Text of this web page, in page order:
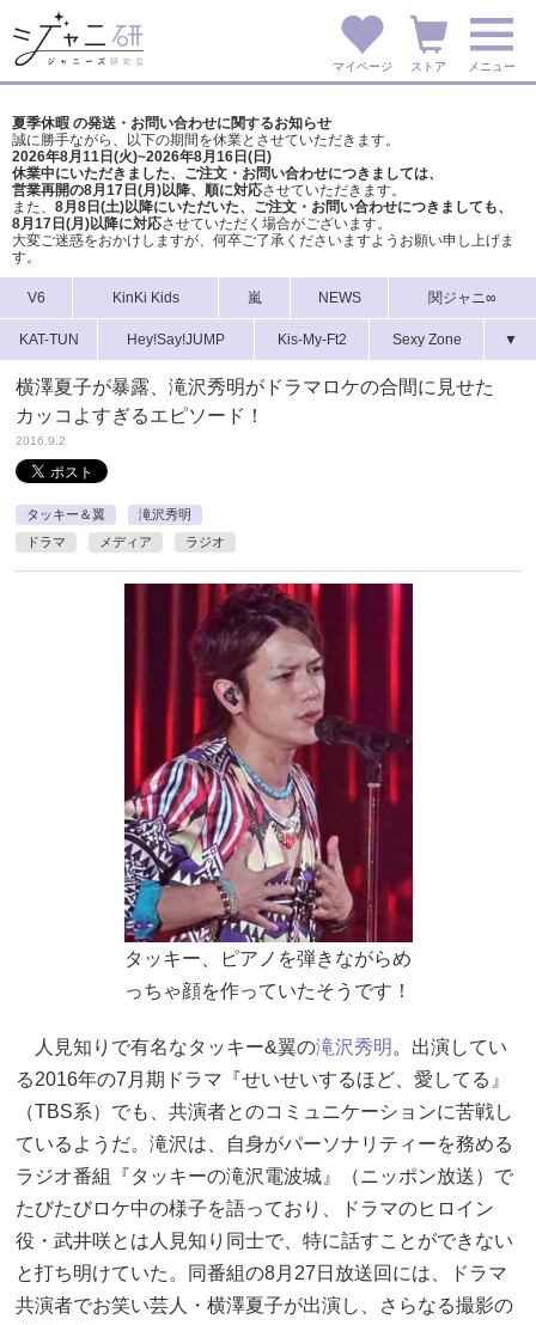
マイページ ストア メニュー
夏季休暇 の発送・お問い合わせに関するお知らせ
誠に勝手ながら、以下の期間を休業とさせていただきます。
2026年8月11日(火)~2026年8月16日(日)
休業中にいただきました、ご注文・お問い合わせにつきましては、
営業再開の8月17日(月)以降、順に対応させていただきます。
また、 8月8日(土)以降にいただいた、ご注文・ お問い合わせにつきましても、
8月17日(月)以降に対応させていただく場合がございます。
大変ご迷惑をおかけしますが、 何卒ご了承くださいますようお願い申し上げま
す。
V6 KinKi Kids 嵐 NEWS 関ジャニ∞
KAT-TUN Hey!Say!JUMP Kis-My-Ft2 Sexy Zone ▼
横澤夏子が暴露、滝沢秀明がドラマロケの合間に見せた
カッコよすぎるエピソード！
2016.9.2
タッキー＆翼
滝沢秀明
ドラマ
メディア ラジオ
タッキー、ピアノを弾きながらめ
っちゃ顔を作っていたそうです！
人見知りで有名なタッキー&翼の滝沢秀明 。出演してい
る2016年の7月期ドラマ『せいせいするほど、愛してる』
（TBS系）でも、共演者とのコミュニケーションに苦戦し
ているようだ。滝沢は、自身がパーソナリティーを務める
ラジオ番組『タッキーの滝沢電波城』（ニッポン放送）で
たびたびロケ中の様子を語っており、ドラマのヒロイン
役・武井咲とは人見知り同士で、特に話すことができない
と打ち明けていた。同番組の8月27日放送回には、ドラマ
共演者でお笑い芸人・横澤夏子が出演し、さらなる撮影の